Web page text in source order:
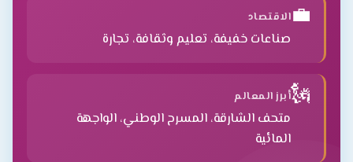
💼الاقتصاد
صناعات خفيفة، تعليم وثقافة، تجارة
🗽أبرز المعالم
متحف الشارقة، المسرح الوطني، الواجهة
المائية